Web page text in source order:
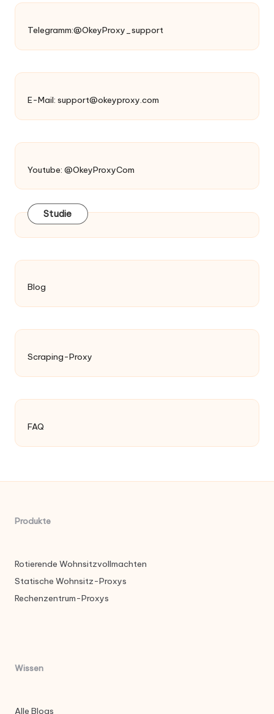
Telegramm:@OkeyProxy_support
E-Mail: support@okeyproxy.com
Youtube: @OkeyProxyCom
Studie
Blog
Scraping-Proxy
FAQ
Produkte
Rotierende Wohnsitzvollmachten
Statische Wohnsitz-Proxys
Rechenzentrum-Proxys
Wissen
Alle Blogs